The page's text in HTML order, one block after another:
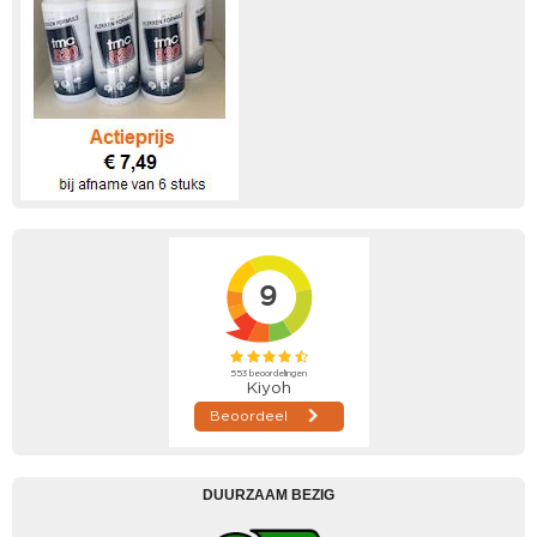
DUURZAAM BEZIG